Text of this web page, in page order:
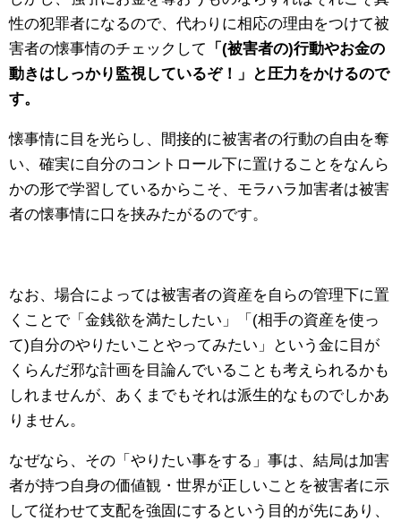
性の犯罪者になるので、代わりに相応の理由をつけて被
害者の懐事情のチェックして
「(被害者の)行動やお金の
動きはしっかり監視しているぞ！」と圧力をかけるので
す。
懐事情に目を光らし、間接的に被害者の行動の自由を奪
い、確実に自分のコントロール下に置けることをなんら
かの形で学習しているからこそ、モラハラ加害者は被害
者の懐事情に口を挟みたがるのです。
なお、場合によっては被害者の資産を自らの管理下に置
くことで「金銭欲を満たしたい」「(相手の資産を使っ
て)自分のやりたいことやってみたい」という金に目が
くらんだ邪な計画を目論んでいることも考えられるかも
しれませんが、あくまでもそれは派生的なものでしかあ
りません。
なぜなら、その「やりたい事をする」事は、結局は加害
者が持つ自身の価値観・世界が正しいことを被害者に示
して従わせて支配を強固にするという目的が先にあり、